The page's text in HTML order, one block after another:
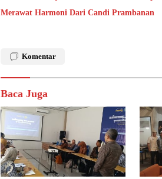
Merawat Harmoni Dari Candi Prambanan
Komentar
Baca Juga